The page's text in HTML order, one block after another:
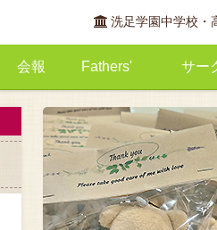
洗足学園中学校・
会報
洗足会会報 会員限定
Fathers'
Fathers'とは
お知らせ
サー
アンサンブル・プリマ
クールママン
ラ・シュシュ
GreenSox
まりもKitchen